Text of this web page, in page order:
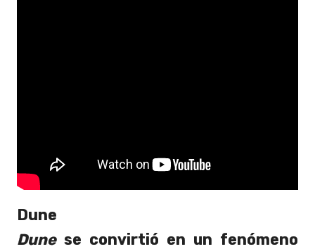
Dune
Dune se convirtió en un fenómeno